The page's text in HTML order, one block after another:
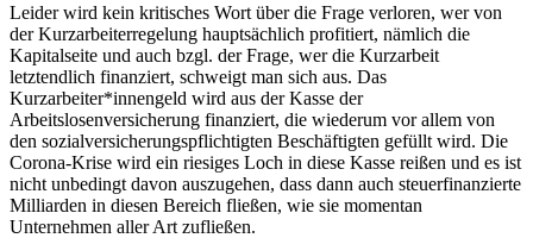
Leider wird kein kritisches Wort über die Frage verloren, wer von
der Kurzarbeiterregelung hauptsächlich profitiert, nämlich die
Kapitalseite und auch bzgl. der Frage, wer die Kurzarbeit
letztendlich finanziert, schweigt man sich aus. Das
Kurzarbeiter*innengeld wird aus der Kasse der
Arbeitslosenversicherung finanziert, die wiederum vor allem von
den sozialversicherungspflichtigten Beschäftigten gefüllt wird. Die
Corona-Krise wird ein riesiges Loch in diese Kasse reißen und es ist
nicht unbedingt davon auszugehen, dass dann auch steuerfinanzierte
Milliarden in diesen Bereich fließen, wie sie momentan
Unternehmen aller Art zufließen.